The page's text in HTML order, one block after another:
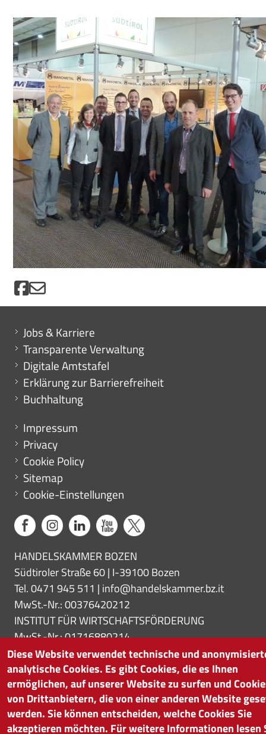
Mini menu di servizio
Jobs & Karriere
Transparente Verwaltung
Digitale Amtstafel
Erklärung zur Barrierefreiheit
Buchhaltung
Menu footer
Impressum
Privacy
Cookie Policy
Sitemap
Cookie-Einstellungen
HANDELSKAMMER BOZEN
Südtiroler Straße 60 | I-39100 Bozen
Tel. 0471 945 511 | info@handelskammer.bz.it
MwSt.-Nr.: 00376420212
INSTITUT FÜR WIRTSCHAFTSFÖRDERUNG
MwSt.-Nr.: 01716880214
Diese Website verwendet technische und
analytische Cookies. Es gibt Cookies, die es Ihnen
ermöglichen, auf unserer Website zu surfen und
von Drittanbietern, die von einer anderen Website
werden. Sie können entscheiden, welche Cookies Sie
akzeptieren möchten. Für weitere Informationen lesen